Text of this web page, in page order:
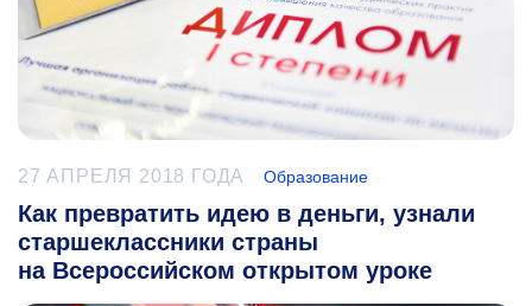
27 АПРЕЛЯ 2018 ГОДА Образование
Как превратить идею в деньги, узнали
старшеклассники страны
на Всероссийском открытом уроке